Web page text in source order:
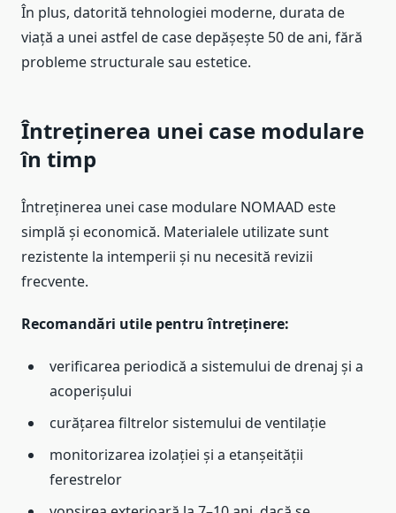
În plus, datorită tehnologiei moderne, durata de
viață a unei astfel de case depășește 50 de ani, fără
probleme structurale sau estetice.
Întreținerea unei case modulare
în timp
Întreținerea unei case modulare NOMAAD este
simplă și economică. Materialele utilizate sunt
rezistente la intemperii și nu necesită revizii
frecvente.
Recomandări utile pentru întreținere:
verificarea periodică a sistemului de drenaj și a
acoperișului
curățarea filtrelor sistemului de ventilație
monitorizarea izolației și a etanșeității
ferestrelor